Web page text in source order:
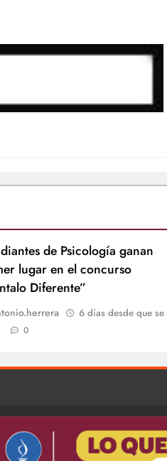
de Psicología ganan
lugar en el concurso
Diferente”
6 días desde que se
0